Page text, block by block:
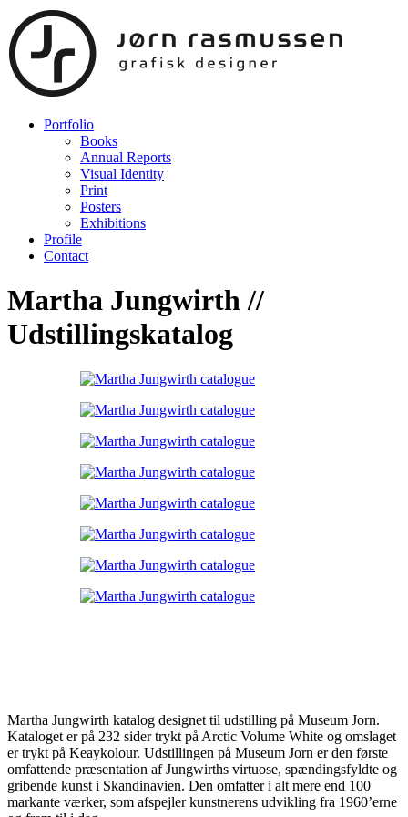
Portfolio
Books
Annual Reports
Visual Identity
Print
Posters
Exhibitions
Profile
Contact
Martha Jungwirth //
Udstillingskatalog
Martha Jungwirth katalog designet til udstilling på Museum Jorn.
Kataloget er på 232 sider trykt på Arctic Volume White og omslaget
er trykt på Keaykolour. Udstillingen på Museum Jorn er den første
omfattende præsentation af Jungwirths virtuose, spændingsfyldte og
gribende kunst i Skandinavien. Den omfatter i alt mere end 100
markante værker, som afspejler kunstnerens udvikling fra 1960’erne